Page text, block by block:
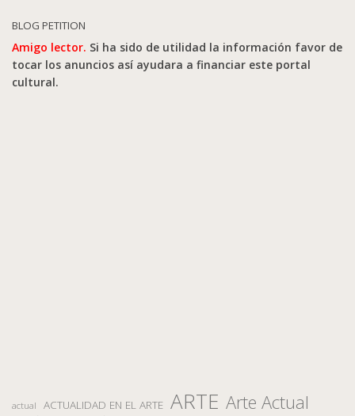
BLOG PETITION
Amigo lector. Si ha sido de utilidad la información favor de
tocar los anuncios así ayudara a financiar este portal
cultural.
actual ACTUALIDAD EN EL ARTE ARTE Arte Actual